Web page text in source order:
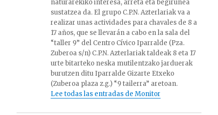
naturarekiko interesa, arreta eta begirunea
sustatzea da. El grupo C.P.N. Azterlariak va a
realizar unas actividades para chavales de 8 a
17 años, que se llevarán a cabo en la sala del
“taller 9” del Centro Cívico Iparralde (Pza.
Zuberoa s/n) C.P.N. Azterlariak taldeak 8 eta 17
urte bitarteko neska mutilentzako jarduerak
burutzen ditu Iparralde Gizarte Etxeko
(Zuberoa plaza z.g.) “9 tailerra” aretoan.
Lee todas las entradas de Monitor